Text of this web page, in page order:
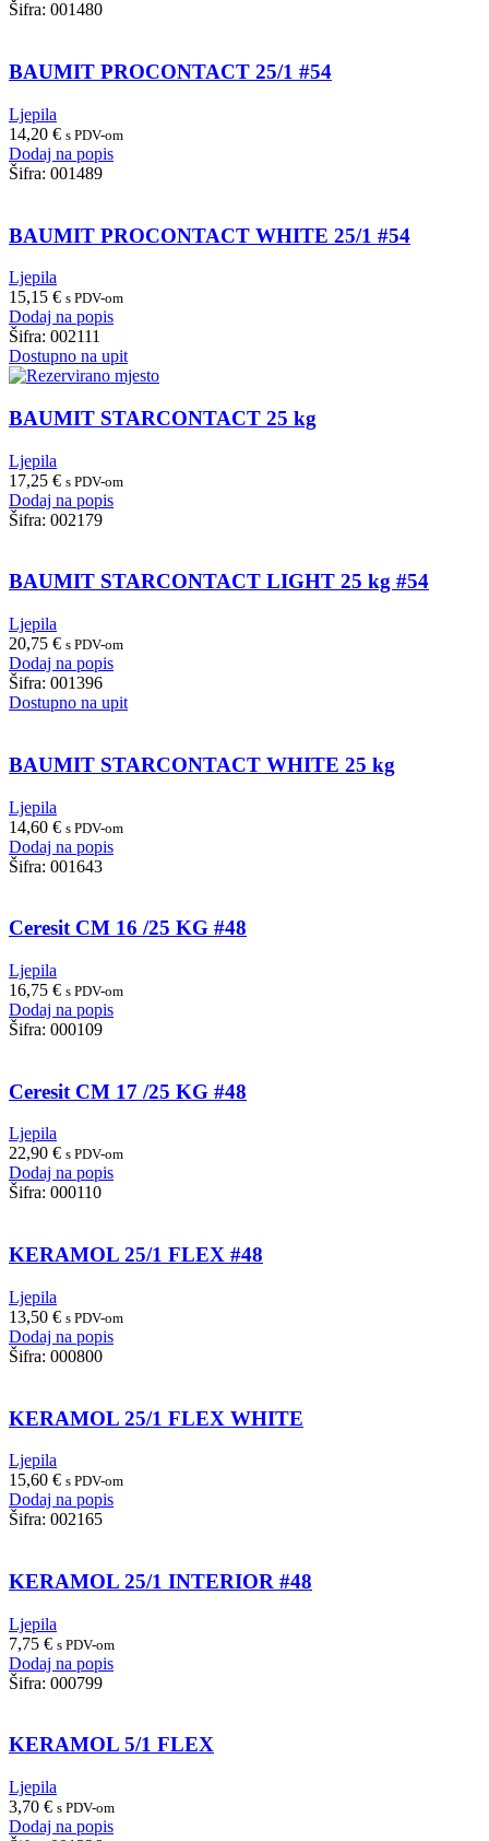
Šifra: 001480
BAUMIT PROCONTACT 25/1 #54
Ljepila
14,20 € s PDV-om
Dodaj na popis
Šifra: 001489
BAUMIT PROCONTACT WHITE 25/1 #54
Ljepila
15,15 € s PDV-om
Dodaj na popis
Šifra: 002111
Dostupno na upit
BAUMIT STARCONTACT 25 kg
Ljepila
17,25 € s PDV-om
Dodaj na popis
Šifra: 002179
BAUMIT STARCONTACT LIGHT 25 kg #54
Ljepila
20,75 € s PDV-om
Dodaj na popis
Šifra: 001396
Dostupno na upit
BAUMIT STARCONTACT WHITE 25 kg
Ljepila
14,60 € s PDV-om
Dodaj na popis
Šifra: 001643
Ceresit CM 16 /25 KG #48
Ljepila
16,75 € s PDV-om
Dodaj na popis
Šifra: 000109
Ceresit CM 17 /25 KG #48
Ljepila
22,90 € s PDV-om
Dodaj na popis
Šifra: 000110
KERAMOL 25/1 FLEX #48
Ljepila
13,50 € s PDV-om
Dodaj na popis
Šifra: 000800
KERAMOL 25/1 FLEX WHITE
Ljepila
15,60 € s PDV-om
Dodaj na popis
Šifra: 002165
KERAMOL 25/1 INTERIOR #48
Ljepila
7,75 € s PDV-om
Dodaj na popis
Šifra: 000799
KERAMOL 5/1 FLEX
Ljepila
3,70 € s PDV-om
Dodaj na popis